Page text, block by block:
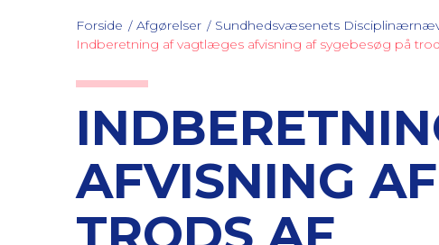
Forside Afgørelser
Sundhedsvæsenets
Indberetning af vagtlæges afvisning af sygebesøg på
AFVISNING